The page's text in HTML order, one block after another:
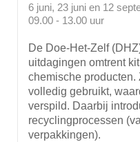
6 juni, 23 juni en 12
09.00 - 13.00 uur
De Doe-Het-Zelf
uitdagingen omtrent
chemische
volledig gebruikt,
verspild. Daarbij
recyclingprocessen
verpakkingen).